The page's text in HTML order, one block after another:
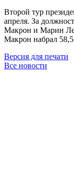
Второй тур
апреля. За
Макрон и Марин
Макрон набрал
Версия для печати
Все новости